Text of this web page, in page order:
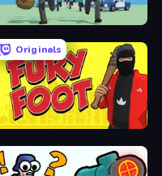
Bank Heist
Originals
Fury Foot